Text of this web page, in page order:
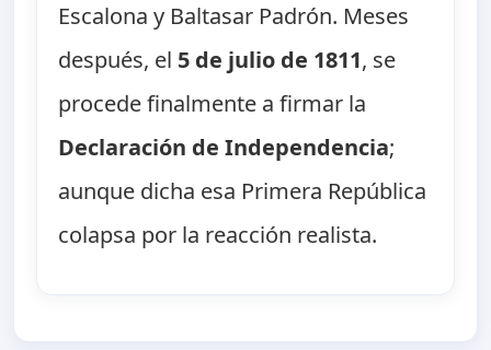
Escalona y Baltasar Padrón. Meses
después, el 5 de julio de 1811, se
procede finalmente a firmar la
Declaración de Independencia;
aunque dicha esa Primera República
colapsa por la reacción realista.